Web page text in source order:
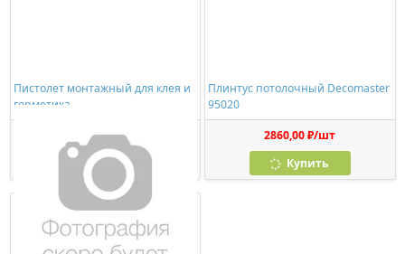
Пистолет монтажный для клея и
герметика
278,00 ₽/шт
Купить
Плинтус потолочный Decomaster
95020
2860,00 ₽/шт
Купить